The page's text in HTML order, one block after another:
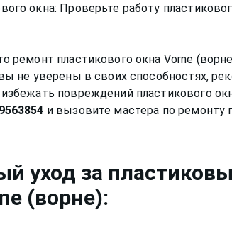
окна: Проверьте работу
ремонт пластикового окна Vorne
не уверены в своих способностях,
повреждений пластикового
уход за
(ворне):